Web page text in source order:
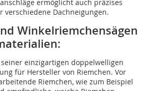
ermöglicht auch präzises
verschiedene Dachneigungen.
Winkelriemchensägen
einzigartigen doppelwelligen
für Hersteller von Riemchen. Vor
Riemchen, wie zum Beispiel